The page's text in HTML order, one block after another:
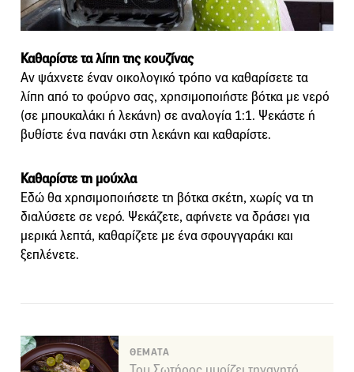
Καθαρίστε τα λίπη της κουζίνας
Αν ψάχνετε έναν οικολογικό τρόπο να καθαρίσετε τα
λίπη από το φούρνο σας, χρησιμοποιήστε βότκα με νερό
(σε μπουκαλάκι ή λεκάνη) σε αναλογία 1:1. Ψεκάστε ή
βυθίστε ένα πανάκι στη λεκάνη και καθαρίστε.
Καθαρίστε τη μούχλα
Εδώ θα χρησιμοποιήσετε τη βότκα σκέτη, χωρίς να τη
διαλύσετε σε νερό. Ψεκάζετε, αφήνετε να δράσει για
μερικά λεπτά, καθαρίζετε με ένα σφουγγαράκι και
ξεπλένετε.
ΘΕΜΑΤΑ